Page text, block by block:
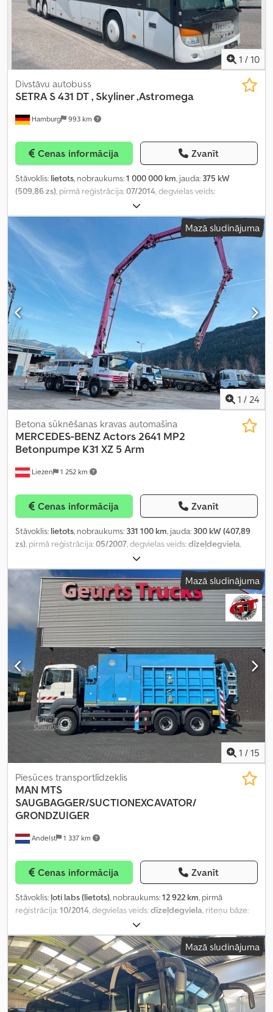
1 / 10
Hamburg 993 km
Divstāvu autobuss
SETRA S 431 DT , Skyliner ,Astromega
Cenas informācija Zvanīt
Stāvoklis: lietots, nobraukums:1 000 000 km, jauda: 375 kW
(509,86 zs), pirmā reģistrācija:07/2014, degvielas veids:
82, pārnesuma veids:
emisijas klase:Euro 6, krāsa:balts, bremzes:retardētājs,
Ražošanas gads:
ABS, elektroniskā stabilitātes
programma (ESP), gaisa kondicionēšana, iebūvēta virtuve,
navigācijas sistēma, stāvvietas sildītājs, vannas istaba,
Mazā sludinājuma
1 / 24
Liezen 1 252 km
Betona sūknēšanas kravas automašīna
MERCEDES-BENZActors 2641 MP2
Betonpumpe K31 XZ 5 Arm
Cenas informācija Zvanīt
Stāvoklis: lietots, nobraukums: 331 100 km, jauda: 300 kW (407,89
zs), pirmā reģistrācija:05/2007, degvielas veids:dīzeļdegviela,
, asu konfigurācija:
pārnesuma veids:daļēji automātisks, emisijas klase:Euro 5,
Ražošanas gads:2007, Aprīkojums:ABS, elektroniskā stabilitātes
programma (ESP), gaisa kondicionēšana,
Mazā sludinājuma
1 / 15
Andelst 1 337 km
Piesūces transportlīdzeklis
MAN MTS
SAUGBAGGER/SUCTIONEXCAVATOR/
GRONDZUIGER
Cenas informācija Zvanīt
Stāvoklis: ļoti labs (lietots), nobraukums:12 922 km, pirmā
reģistrācija:10/2014, degvielas veids:dīzeļdegviela, riteņu bāze:
dīzeļdegviela
400 l, krāsa:balts, vadītāja kabīne:dienas kabīne, pārnesuma
veids:automātisks, emisijas klase:Euro 6, Ražošanas gads:2014,
Mazā sludinājuma